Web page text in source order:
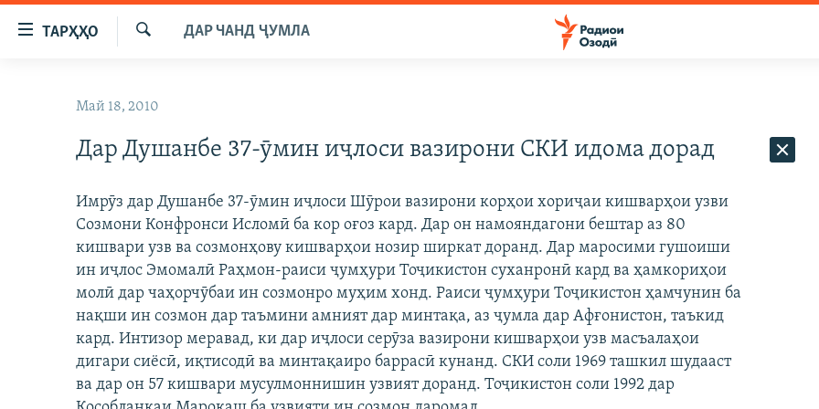
Пайвандҳои
дастрасӣ
ТАРҲҲО
ИҚТИСОД
ҚАЗИЯИ "КРОКУС"
ОСИЁИ МАРКАЗӢ
МЕҲМОНИ ОЗОДӢ
ВАРЗИШ
ГАПИ ОЗОД
РӮЗГОРИ МУҲОҶИР
ТАҲҚИҚОТ
ҶАНГ ДАР УКРАИНА
НАЗАРИ МАРДУМ
БЛОГИСТОН
ОЗОДӢ ОНЛАЙН
ЧАНДРАСОНАӢ
НИГОРИСТОН
РӮЙХАТҲО
КИТОБҲОИ ОЗОДӢ
ДАР ЧАНД ҶУМЛА
Май 18, 2010
Дар Душанбе 37-ӯмин иҷлоси вазирони СКИ идома дорад
Имрӯз дар Душанбе 37-ӯмин иҷлоси Шӯрои вазирони корҳои хориҷаи кишварҳои узви
Созмони Конфронси Исломӣ ба кор оғоз кард. Дар он намояндагони бештар аз 80
кишвари узв ва созмонҳову кишварҳои нозир ширкат доранд. Дар маросими гушоиши
ин иҷлос Эмомалӣ Раҳмон-раиси ҷумҳури Тоҷикистон суханронӣ кард ва ҳамкориҳои
молӣ дар чаҳорчӯбаи ин созмонро муҳим хонд. Раиси ҷумҳури Тоҷикистон ҳамчунин ба
нақши ин созмон дар таъмини амният дар минтақа, аз ҷумла дар Афғонистон, таъкид
кард. Интизор меравад, ки дар иҷлоси серӯза вазирони кишварҳои узв масъалаҳои
дигари сиёсӣ, иқтисодӣ ва минтақаиро баррасӣ кунанд. СКИ соли 1969 ташкил шудааст
ва дар он 57 кишвари мусулмоннишин узвият доранд. Тоҷикистон соли 1992 дар